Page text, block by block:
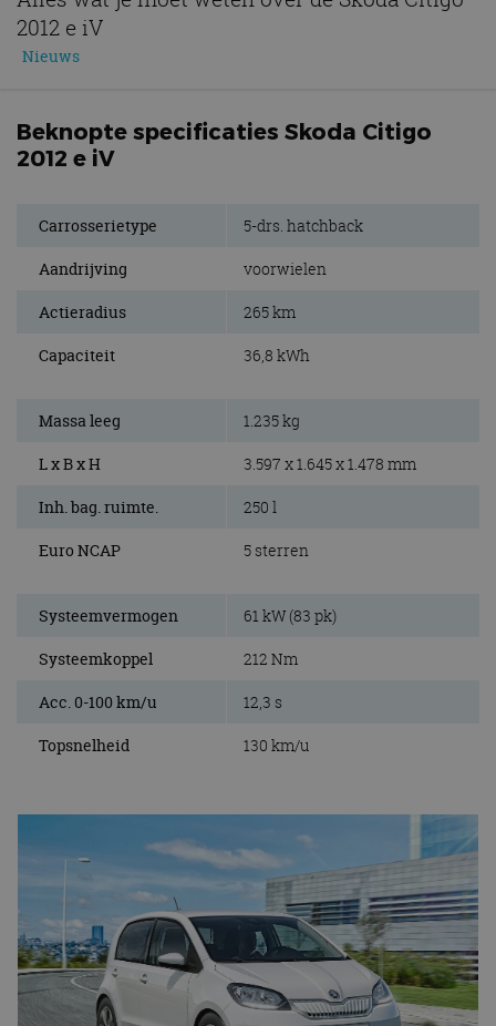
Nieuws
2012 e iV
Beknopte specificaties Skoda Citigo
2012 e iV
Carrosserietype 5-drs. hatchback
Aandrijving voorwielen
Actieradius 265 km
Capaciteit 36,8 kWh
Massa leeg 1.235 kg
L x B x H 3.597 x 1.645 x 1.478 mm
Inh. bag. ruimte. 250 l
Euro NCAP 5 sterren
Systeemvermogen 61 kW (83 pk)
Systeemkoppel 212 Nm
Acc. 0-100 km/u 12,3 s
Topsnelheid 130 km/u